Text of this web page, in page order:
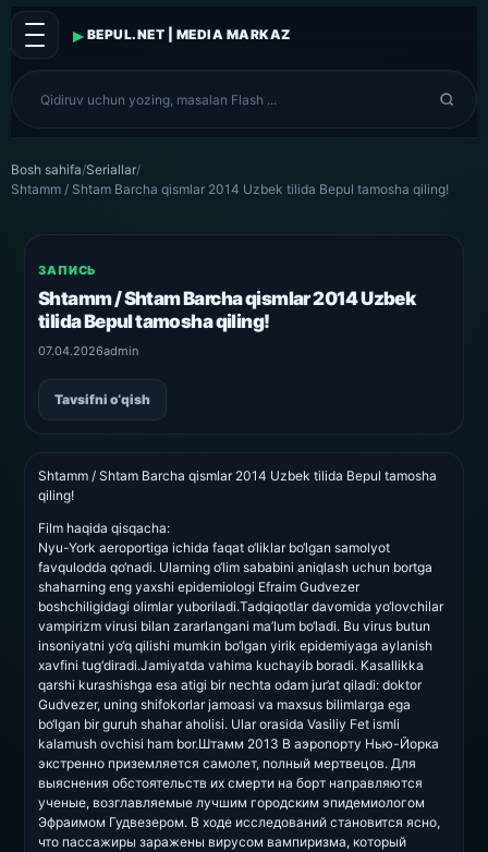
▸ BEPUL.NET | MEDIA MARKAZ
Bosh sahifa/Seriallar/
Shtamm / Shtam Barcha qismlar 2014 Uzbek tilida Bepul tamosha qiling!
ЗАПИСЬ
Shtamm / Shtam Barcha qismlar 2014 Uzbek
tilida Bepul tamosha qiling!
07.04.2026admin
Tavsifni o‘qish
Shtamm / Shtam Barcha qismlar 2014 Uzbek tilida Bepul tamosha
qiling!
Film haqida qisqacha:
Nyu-York aeroportiga ichida faqat o‘liklar bo‘lgan samolyot
favqulodda qo‘nadi. Ularning o‘lim sababini aniqlash uchun bortga
shaharning eng yaxshi epidemiologi Efraim Gudvezer
boshchiligidagi olimlar yuboriladi.Tadqiqotlar davomida yo‘lovchilar
vampirizm virusi bilan zararlangani ma’lum bo‘ladi. Bu virus butun
insoniyatni yo‘q qilishi mumkin bo‘lgan yirik epidemiyaga aylanish
xavfini tug‘diradi.Jamiyatda vahima kuchayib boradi. Kasallikka
qarshi kurashishga esa atigi bir nechta odam jur’at qiladi: doktor
Gudvezer, uning shifokorlar jamoasi va maxsus bilimlarga ega
bo‘lgan bir guruh shahar aholisi. Ular orasida Vasiliy Fet ismli
kalamush ovchisi ham bor.Штамм 2013 В аэропорту Нью-Йорка
экстренно приземляется самолет, полный мертвецов. Для
выяснения обстоятельств их смерти на борт направляются
ученые, возглавляемые лучшим городским эпидемиологом
Эфраимом Гудвезером. В ходе исследований становится ясно,
что пассажиры заражены вирусом вампиризма, который